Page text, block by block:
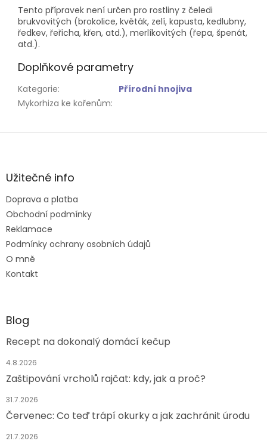
Tento přípravek není určen pro rostliny z čeledi
brukvovitých (brokolice, květák, zelí, kapusta, kedlubny,
ředkev, řeřicha, křen, atd.), merlíkovitých (řepa, špenát,
atd.).
Doplňkové parametry
Kategorie:
Přírodní hnojiva
Mykorhiza ke kořenům:
Z
aUžitečné info
Doprava a platba
Obchodní podmínky
Reklamace
Podmínky ochrany osobních údajů
O mně
Kontakt
Blog
Recept na dokonalý domácí kečup
4.8.2026
Zaštipování vrcholů rajčat: kdy, jak a proč?
31.7.2026
Červenec: Co teď trápí okurky a jak zachránit úrodu
21.7.2026